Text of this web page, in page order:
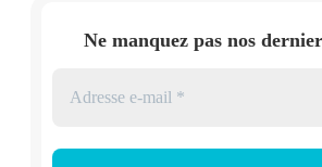
Ne manquez pas nos